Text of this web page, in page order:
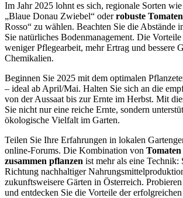
Im Jahr 2025 lohnt es sich, regionale Sorten
„Blaue Donau Zwiebel“ oderrobuste
Rosso“ zu wählen. Beachten Sie die Abstände
Sie natürliches Bodenmanagement. Die
weniger Pflegearbeit, mehr Ertrag und bessere
Chemikalien.
Beginnen Sie 2025 mit dem optimalen
– ideal ab April/Mai. Halten Sie sich an die
von der Aussaat bis zur Ernte im Herbst. Mit
Sie nicht nur eine reiche Ernte, sondern
ökologische Vielfalt im Garten.
Teilen Sie Ihre Erfahrungen in lokalen
online-Forums. Die Kombination von
zusammen pflanzen ist mehr als eine Technik:
Richtung nachhaltiger
zukunftsweisere Gärten in Österreich.
und entdecken Sie die Vorteile der